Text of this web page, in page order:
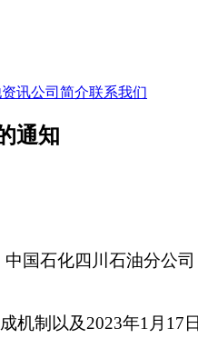
讯公司简介联系我们
通知
国石化四川石油分公
机制以及2023年1 月 17